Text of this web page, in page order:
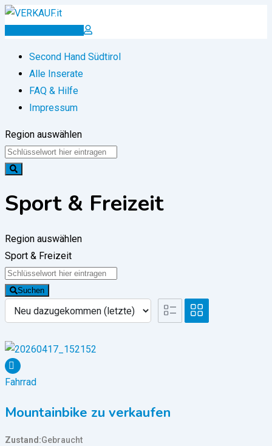
Zum
Inserat erstellen
Second Hand Südtirol
Alle Inserate
FAQ & Hilfe
Impressum
Region auswählen
Sport & Freizeit
Region auswählen
Sport & Freizeit
Suchen
Fahrrad
Mountainbike zu verkaufen
Zustand Gebraucht